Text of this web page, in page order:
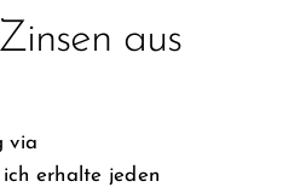
aus
via
erhalte jeden